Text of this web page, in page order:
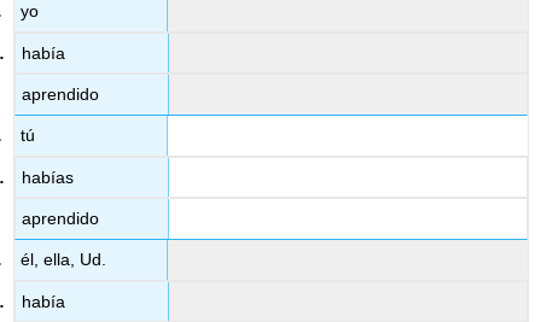
yo
había
aprendido
tú
habías
aprendido
él, ella, Ud.
había